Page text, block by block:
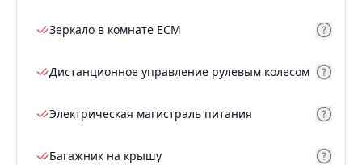
Зеркало в комнате ECM
Дистанционное управление рулевым колесом
Электрическая магистраль питания
Багажник на крышу